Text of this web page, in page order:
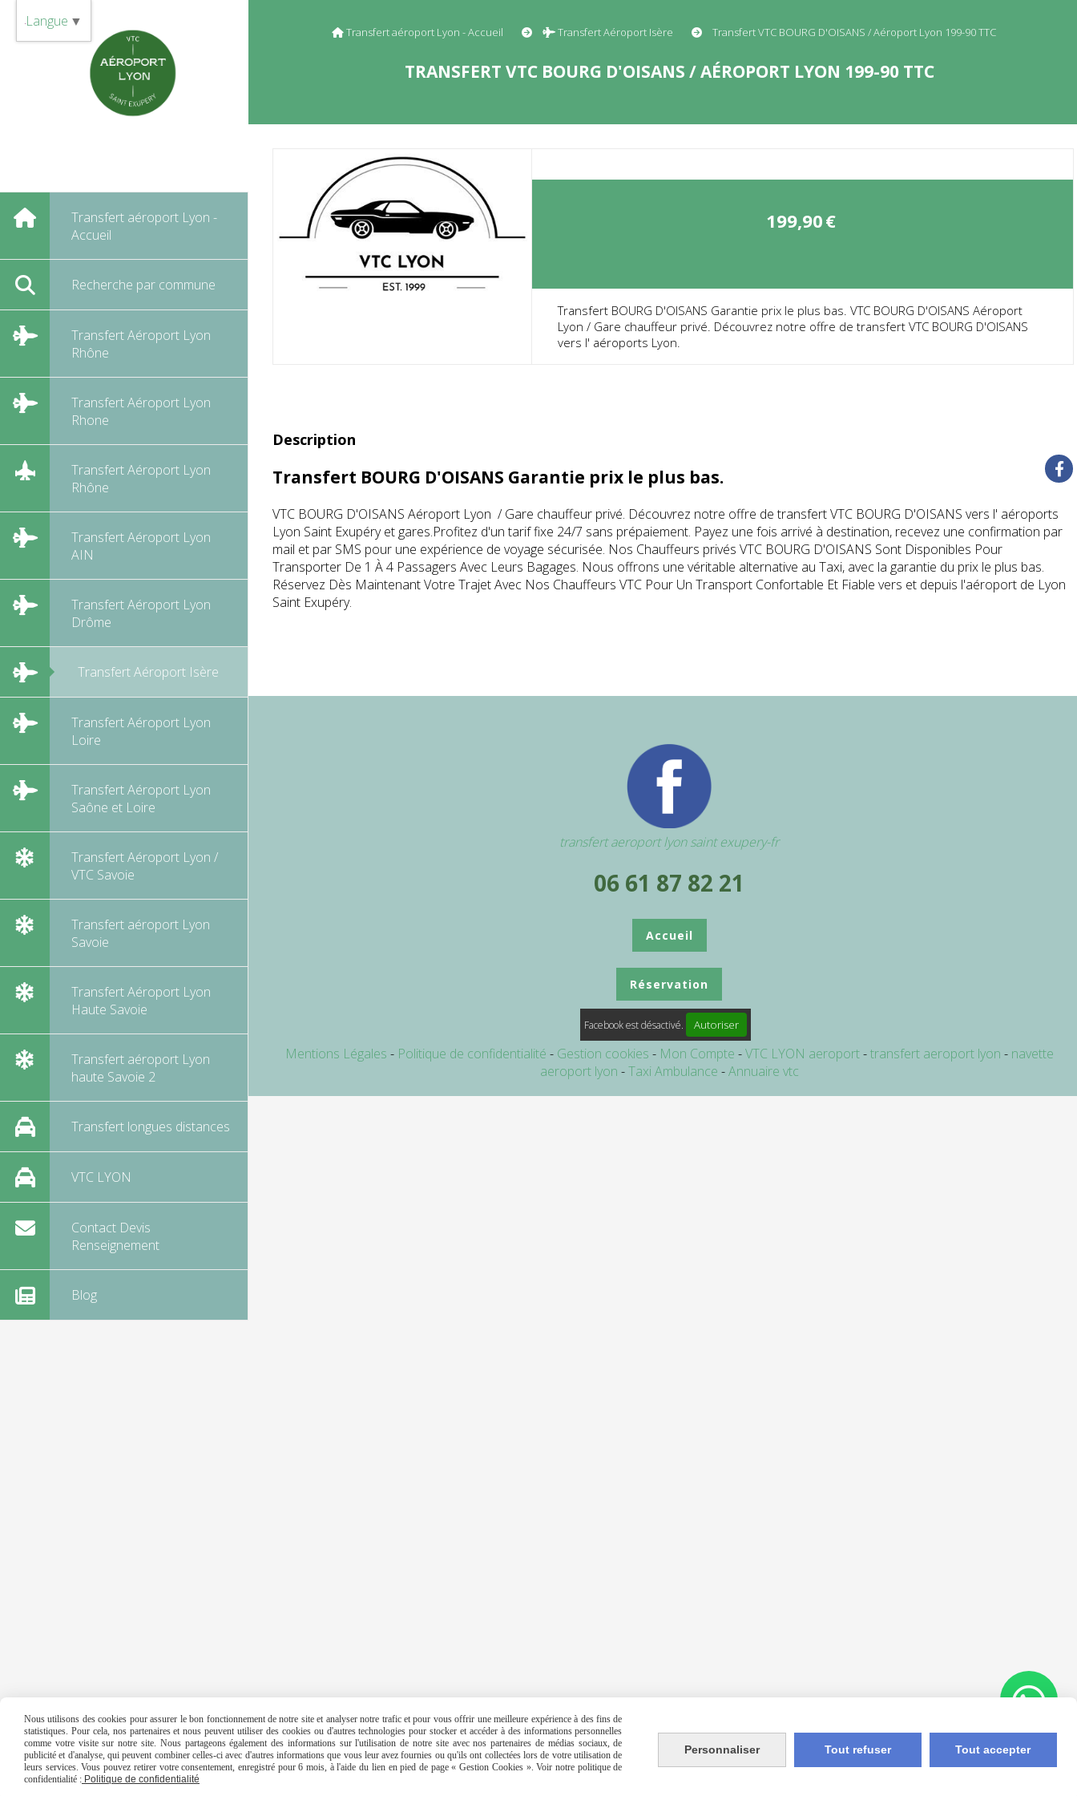
Transfert aéroport Lyon -
Accueil
Recherche par commune
Transfert Aéroport Lyon
Rhône
Transfert Aéroport Lyon
Rhone
Transfert Aéroport Lyon
Rhône
Transfert Aéroport Lyon
AIN
Transfert Aéroport Lyon
Drôme
Transfert Aéroport Isère
Transfert Aéroport Lyon
Loire
Transfert Aéroport Lyon
Saône et Loire
Transfert Aéroport Lyon /
VTC Savoie
Transfert aéroport Lyon
Savoie
Transfert Aéroport Lyon
Haute Savoie
Transfert aéroport Lyon
haute Savoie 2
Transfert longues distances
VTC LYON
Contact Devis
Renseignement
Blog
Transfert aéroport Lyon - Accueil Transfert Aéroport Isère Transfert VTC BOURG D'OISANS / Aéroport Lyon 199-90 TTC
TRANSFERT VTC BOURG D'OISANS / AÉROPORT LYON 199-90 TTC
199,90€
Transfert BOURG D'OISANS Garantie prix le plus bas. VTC BOURG D'OISANS Aéroport
Lyon / Gare chauffeur privé. Découvrez notre offre de transfert VTC BOURG D'OISANS
vers l' aéroports Lyon.
Description
Transfert BOURG D'OISANS Garantie prix le plus bas.
VTC BOURG D'OISANS Aéroport Lyon / Gare chauffeur privé. Découvrez notre offre de transfert VTC BOURG D'OISANS vers l' aéroports
Lyon Saint Exupéry et gares.Profitez d'un tarif fixe 24/7 sans prépaiement. Payez une fois arrivé à destination, recevez une confirmation par
mail et par SMS pour une expérience de voyage sécurisée. Nos Chauffeurs privés VTC BOURG D'OISANS Sont Disponibles Pour
Transporter De 1 À 4 Passagers Avec Leurs Bagages. Nous offrons une véritable alternative au Taxi, avec la garantie du prix le plus bas.
Réservez Dès Maintenant Votre Trajet Avec Nos Chauffeurs VTC Pour Un Transport Confortable Et Fiable vers et depuis l'aéroport de Lyon
Saint Exupéry.
transfert aeroport lyon saint exupery-fr
06 61 87 82 21
Accueil
Réservation
Facebook est désactivé. Autoriser
Mentions Légales Politique de confidentialité Gestion cookies Mon Compte VTC LYON aeroport transfert aeroport lyon
navette
aeroport lyon
Taxi Ambulance Annuaire vtc
Langue ▼
Nous utilisons des cookies pour assurer le bon fonctionnement de notre site et analyser notre trafic et pour vous offrir une meilleure expérience à des fins de
statistiques. Pour cela, nos partenaires et nous peuvent utiliser des cookies ou d'autres technologies pour stocker et accéder à des informations personnelles
comme votre visite sur notre site. Nous partageons également des informations sur l'utilisation de notre site avec nos partenaires de médias sociaux, de
publicité et d'analyse, qui peuvent combiner celles-ci avec d'autres informations que vous leur avez fournies ou qu'ils ont collectées lors de votre utilisation de
leurs services. Vous pouvez retirer votre consentement, enregistré pour 6 mois, à l'aide du lien en pied de page « Gestion Cookies ». Voir notre politique de
confidentialité : Politique de confidentialité
Personnaliser Tout refuser Tout accepter